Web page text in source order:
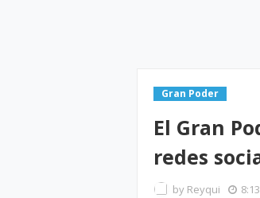
Gran Poder
El Gran
redes
by Reyqui